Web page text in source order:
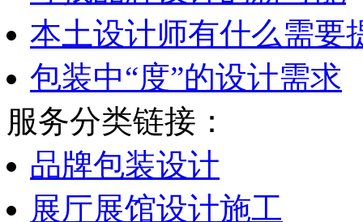
本土设计师有什么需要
包装中“度”的设计需求
服务分类链接：
品牌包装设计
展厅展馆设计施工